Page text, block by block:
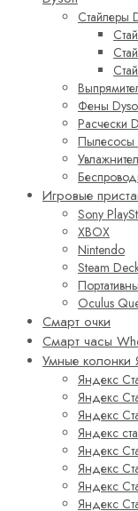
Стайлеры
Фены
Расчески
Пылесосы
Игровые
Sony
XBOX
Nintendo
Steam
Oculus
Смарт очки
Смарт часы
Умные колонки
Яндекс
Яндекс
Яндекс
Яндекс
Яндекс
Яндекс
Яндекс
Яндекс